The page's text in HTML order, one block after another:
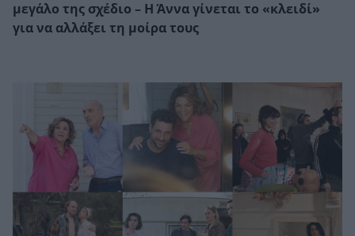
μεγάλο της σχέδιο – Η Άννα γίνεται το «κλειδί»
για να αλλάξει τη μοίρα τους